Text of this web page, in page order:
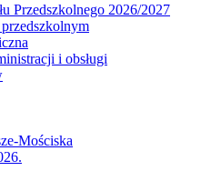
Przedszkolnego 2026/2027
i obsługi
Mościska